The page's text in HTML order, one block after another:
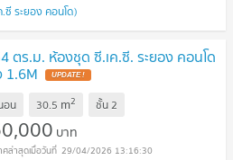
ซี ระยอง คอนโด)
ตร.ม. ห้องชุด ซี.เค.ซี. ระยอง คอนโด
1.6M UPDATE !
อน 30.5 m2 ชั้น2
บาท
29/04/2026 13:16:30